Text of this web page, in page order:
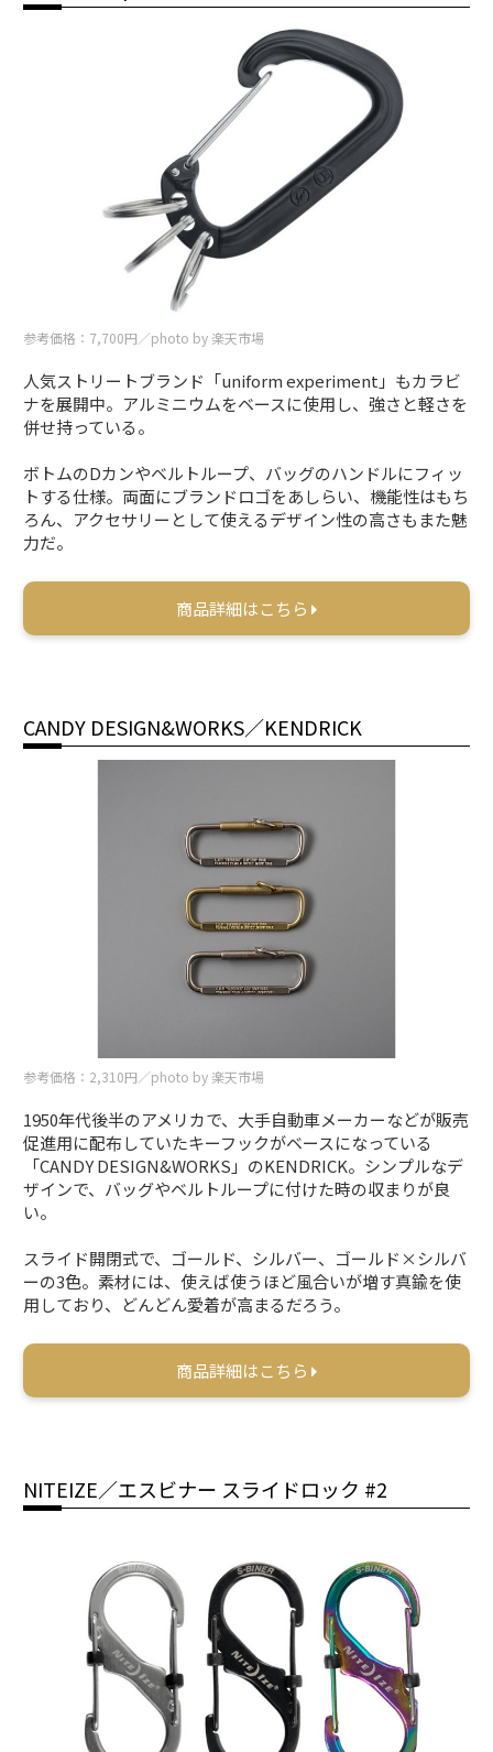
参考価格：7,700円／photo by 楽天市場
人気ストリートブランド「uniform experiment」もカラビ
ナを展開中。アルミニウムをベースに使用し、強さと軽さを
併せ持っている。
ボトムのDカンやベルトループ、バッグのハンドルにフィッ
トする仕様。両面にブランドロゴをあしらい、機能性はもち
ろん、アクセサリーとして使えるデザイン性の高さもまた魅
力だ。
商品詳細はこちら
CANDY DESIGN&WORKS／KENDRICK
参考価格：2,310円／photo by 楽天市場
1950年代後半のアメリカで、大手自動車メーカーなどが販売
促進用に配布していたキーフックがベースになっている
「CANDY DESIGN&WORKS」のKENDRICK。シンプルなデ
ザインで、バッグやベルトループに付けた時の収まりが良
い。
スライド開閉式で、ゴールド、シルバー、ゴールド×シルバ
ーの3色。素材には、使えば使うほど風合いが増す真鍮を使
用しており、どんどん愛着が高まるだろう。
商品詳細はこちら
NITEIZE／エスビナー スライドロック #2